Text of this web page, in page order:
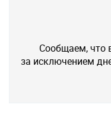
Сообщаем, что
за исключением